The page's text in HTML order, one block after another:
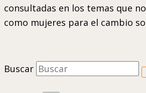
consultadas en los temas que
como mujeres para el cambio
Buscar